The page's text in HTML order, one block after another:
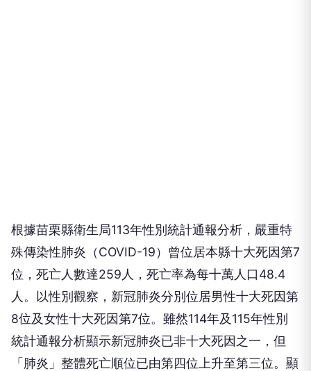
根據苗栗縣衛生局113年性別統計通報分析，嚴重特
殊傳染性肺炎（COVID-19）曾位居本縣十大死因第7
位，死亡人數達259人，死亡率為每十萬人口48.4
人。以性別觀察，新冠肺炎分別位居男性十大死因第
8位及女性十大死因第7位。雖然114年及115年性別
統計通報分析顯示新冠肺炎已非十大死因之一，但
「肺炎」整體死亡順位已由第四位上升至第三位。顯